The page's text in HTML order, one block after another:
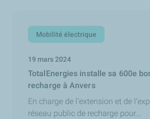
Mobilité électrique
19 mars 2024
TotalEnergies installe sa 600e
recharge à Anvers
En charge de l’extension et de
réseau public de recharge pour...